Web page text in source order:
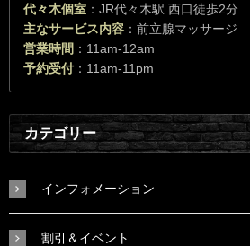
代々木個室 ：JR代々木駅 西口徒歩2分
主なサービス内容 ：前立腺マッサージ
営業時間 ：11am-12am
予約受付 ：11am-11pm
カテゴリー
インフォメーション
割引＆イベント